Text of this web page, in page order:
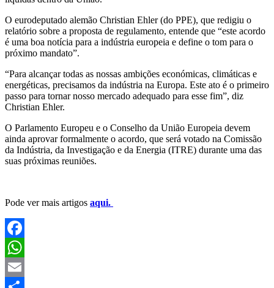
O eurodeputado alemão Christian Ehler (do PPE), que redigiu o
relatório sobre a proposta de regulamento, entende que “este acordo
é uma boa notícia para a indústria europeia e define o tom para o
próximo mandato”.
“Para alcançar todas as nossas ambições económicas, climáticas e
energéticas, precisamos da indústria na Europa. Este ato é o primeiro
passo para tornar nosso mercado adequado para esse fim”, diz
Christian Ehler.
O Parlamento Europeu e o Conselho da União Europeia devem
ainda aprovar formalmente o acordo, que será votado na Comissão
da Indústria, da Investigação e da Energia (ITRE) durante uma das
suas próximas reuniões.
Pode ver mais artigos aqui.
Facebook
WhatsApp